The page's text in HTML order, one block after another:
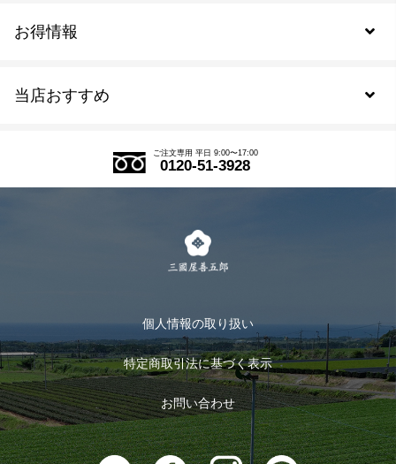
当店おすすめ
式部の香りシリーズ
お茶のギフト
おすすめのお茶
お茶に合うスイーツ
お得情報
会員規約について
ログイン
ログアウト
ご注文専用 平日 9:00〜17:00
0120-51-3928
個人情報の取り扱い
特定商取引法に基づく表示
お問い合わせ